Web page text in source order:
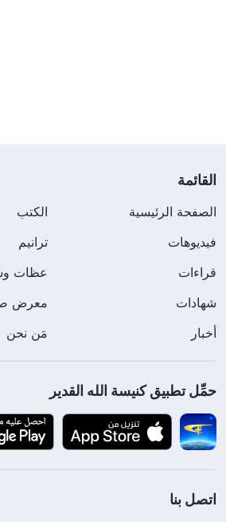
القائمة
الصفحة الرئيسية
الكتب
فيديوهات
ترانيم
قراءات
عظات
شهادات
معرض
أخبار
مَن نحن
حمِّل تطبيق كنيسة الله القدير
اتصل بنا